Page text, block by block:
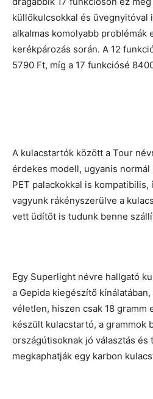
küllőkulcsokkal és üvegnyitóval
alkalmas komolyabb problémák
kerékpározás során. A 12
5790 Ft, míg a 17 funkciósé
A kulacstartók között a Tour
érdekes modell, ugyanis
PET palackokkal is kompatibilis,
vagyunk rákényszerülve a
vett üdítőt is tudunk benne
Egy Superlight névre hallgató
a Gepida kiegészítő
véletlen, hiszen csak 18 gramm
készült kulacstartó, a grammok
országútisoknak jó választás és
megkaphatják egy karbon